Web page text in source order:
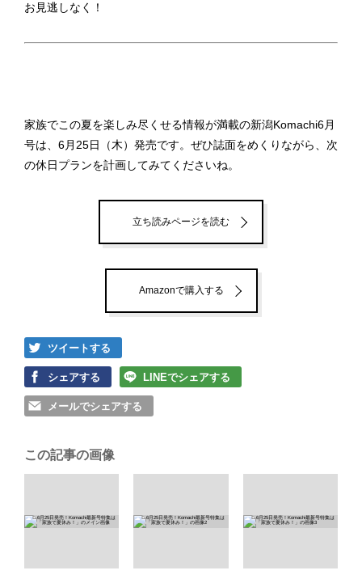
お見逃しなく！
家族でこの夏を楽しみ尽くせる情報が満載の新潟Komachi6月
号は、6月25日（木）発売です。ぜひ誌面をめくりながら、次
の休日プランを計画してみてくださいね。
立ち読みページを読む
Amazonで購入する
ツイートする
シェアする LINEでシェアする
メールでシェアする
この記事の画像